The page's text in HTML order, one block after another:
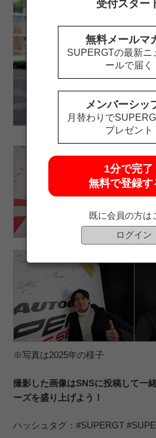
※写真は2025年の様子
撮影した画像はSNSに投稿して一
ーズを盛り上げよう！
ハッシュタグ：#SUPERGT
受付スター
無料メールマ
SUPERGTの最新ニ
ールで届く
メンバーシッ
月替わりで
プレゼント
1分で完了
無料で登録す
既に会員の方は
ログイン